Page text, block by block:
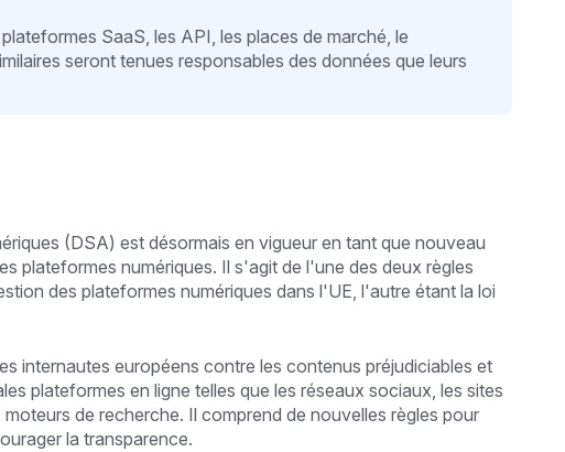
SaaS, les API, les places de marché, le
seront tenues responsables des données que leurs
(DSA) est désormais en vigueur en tant que nouveau
plateformes numériques. Il s'agit de l'une des deux règles
des plateformes numériques dans l'UE, l'autre étant la loi
internautes européens contre les contenus préjudiciables et
plateformes en ligne telles que les réseaux sociaux, les sites
de recherche. Il comprend de nouvelles règles pour
la transparence.